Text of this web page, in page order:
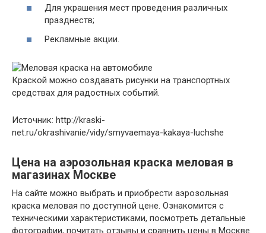
Для украшения мест проведения различных
празднеств;
Рекламные акции.
Краской можно создавать рисунки на транспортных
средствах для радостных событий.
Источник: http://kraski-
net.ru/okrashivanie/vidy/smyvaemaya-kakaya-luchshe
Цена на аэрозольная краска меловая в
магазинах Москве
На сайте можно выбрать и приобрести аэрозольная
краска меловая по доступной цене. Ознакомится с
техническими характеристиками, посмотреть детальные
фотографии, почитать отзывы и сравнить цены в Москве.